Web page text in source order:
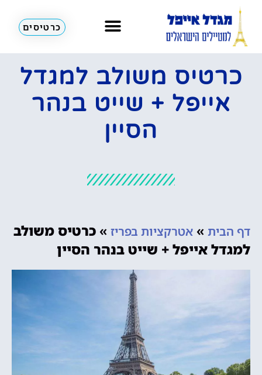
כרטיסים
כרטיס משולב למגדל
אייפל + שייט בנהר
הסיין
דף הבית » אטרקציות בפריז »כרטיס משולב
למגדל אייפל + שייט בנהר הסיין